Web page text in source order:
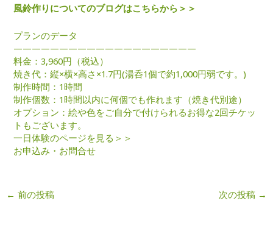
風鈴作りについてのブログはこちらから＞＞
プランのデータ
————————————————————
料金：3,960円（税込）
焼き代：縦×横×高さ×1.7円(湯呑1個で約1,000円弱です。)
制作時間：1時間
制作個数：1時間以内に何個でも作れます（焼き代別途）
オプション：絵や色をご自分で付けられるお得な2回チケッ
トもございます。
一日体験のページを見る＞＞
お申込み・お問合せ
← 前の投稿 次の投稿 →